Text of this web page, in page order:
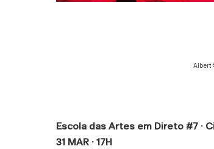
Albert
Escola das Artes em Direto #7 ·
31 MAR · 17H